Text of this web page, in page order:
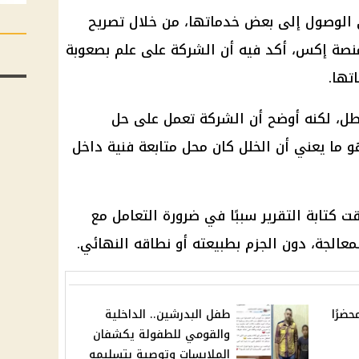
إلى بعض خدماتها، من خلال تصريح
إكس، أكد فيه أن الشركة على علم بصعوبة
لكنه أوضح أن الشركة تعمل على حل
يعني أن الخلل كان محل متابعة فنية داخل
التقرير سببًا في ضرورة التعامل مع
دون الجزم بطبيعته أو نطاقه النهائي.
طفل البدرشين.. الداخلية
والقومي للطفولة يكشفان